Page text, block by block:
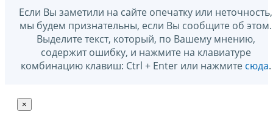
Если Вы заметили на сайте опечатку или неточность,
мы будем признательны, если Вы сообщите об этом.
Выделите текст, который, по Вашему мнению,
содержит ошибку, и нажмите на клавиатуре
комбинацию клавиш: Ctrl + Enter или нажмите сюда.
×